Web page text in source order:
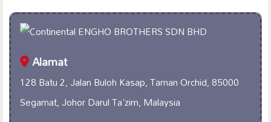
Alamat
128 Batu 2, Jalan Buloh Kasap, Taman Orchid, 85000
Segamat, Johor Darul Ta'zim, Malaysia